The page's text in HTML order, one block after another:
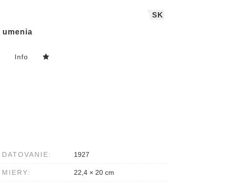
SK
umenia
Info
DATOVANIE: 1927
MIERY: 22,4 × 20 cm